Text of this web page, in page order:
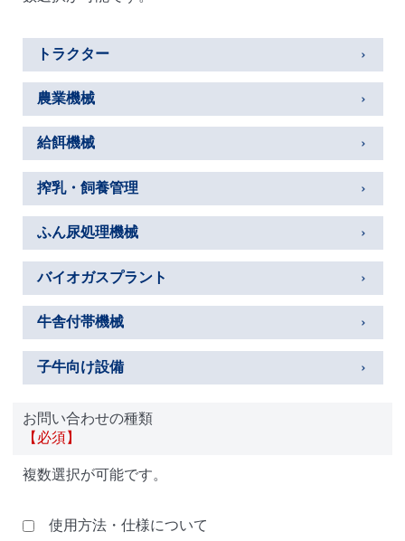
トラクター
農業機械
給餌機械
搾乳・飼養管理
ふん尿処理機械
バイオガスプラント
牛舎付帯機械
子牛向け設備
お問い合わせの種類
【必須】
複数選択が可能です。
使用方法・仕様について